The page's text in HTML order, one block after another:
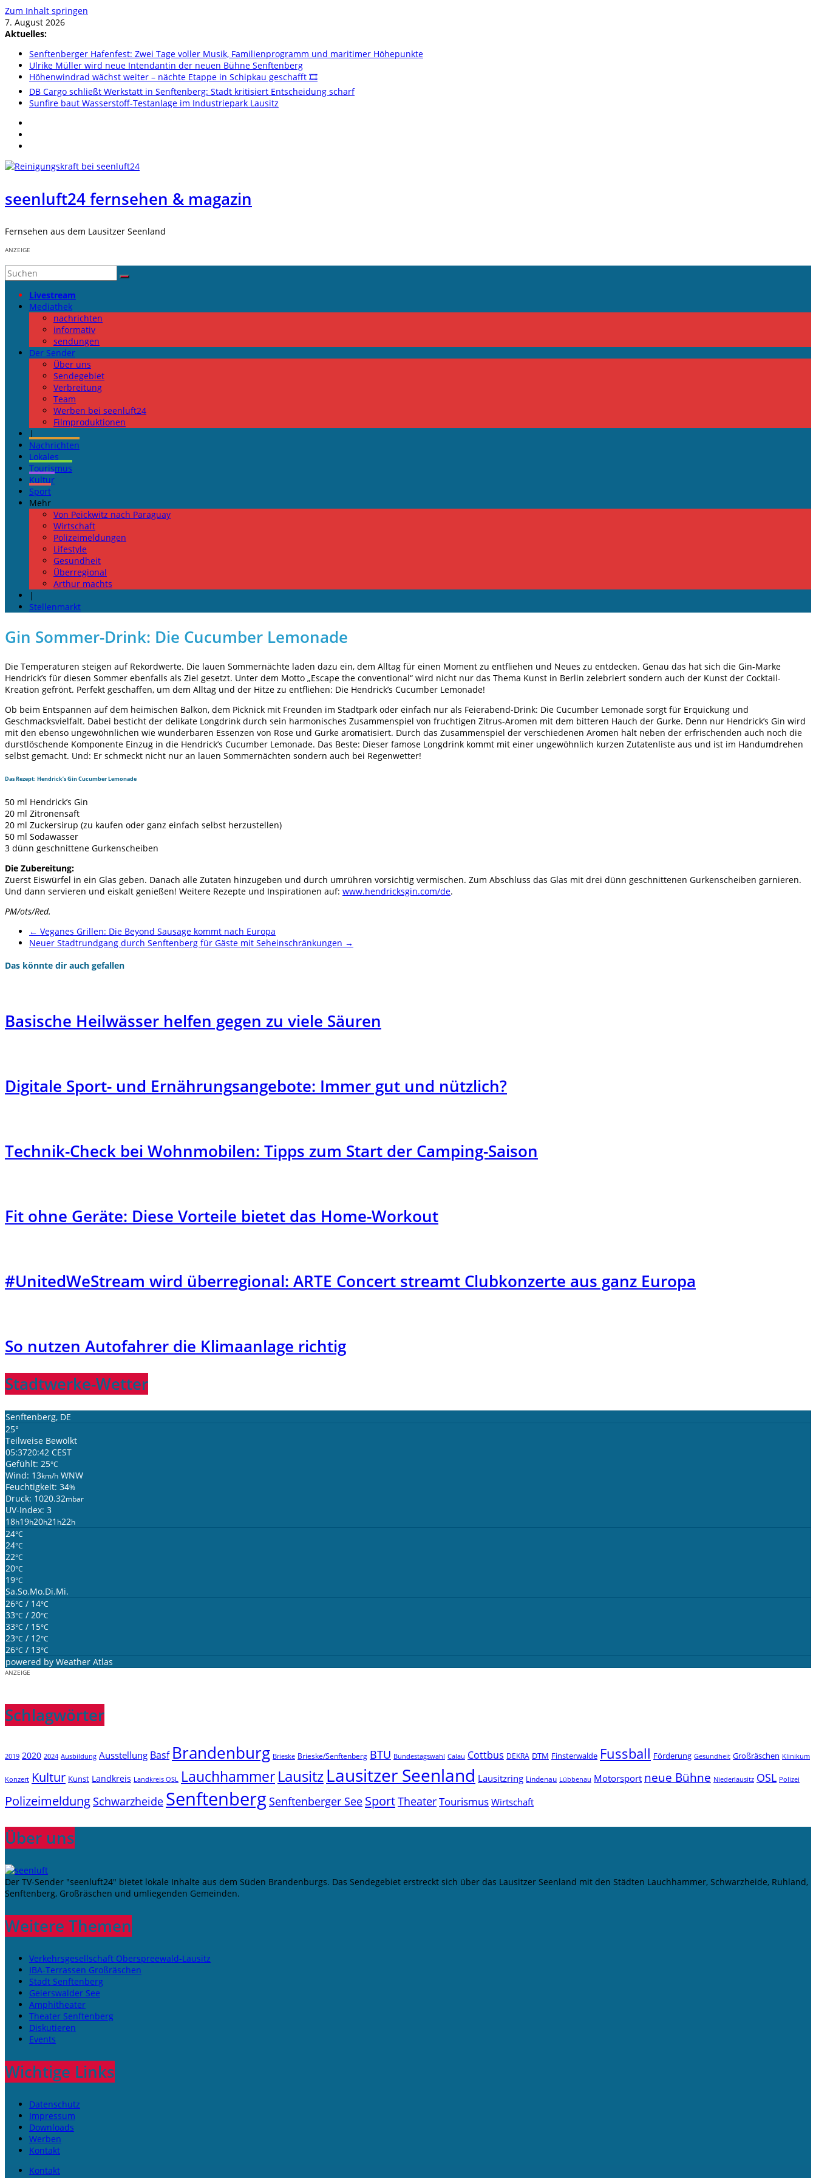
Zum Inhalt springen
7. August 2026
Aktuelles:
Senftenberger Hafenfest: Zwei Tage voller Musik, Familienprogramm und maritimer Höhepunkte
Ulrike Müller wird neue Intendantin der neuen Bühne Senftenberg
Höhenwindrad wächst weiter – nächte Etappe in Schipkau geschafft 🎞️
DB Cargo schließt Werkstatt in Senftenberg: Stadt kritisiert Entscheidung scharf
Sunfire baut Wasserstoff-Testanlage im Industriepark Lausitz
seenluft24 fernsehen & magazin
Fernsehen aus dem Lausitzer Seenland
ANZEIGE
Livestream
Mediathek
nachrichten
informativ
sendungen
Der Sender
Über uns
Sendegebiet
Verbreitung
Team
Werben bei seenluft24
Filmproduktionen
|
Nachrichten
Lokales
Tourismus
Kultur
Sport
Mehr
Von Peickwitz nach Paraguay
Wirtschaft
Polizeimeldungen
Lifestyle
Gesundheit
Überregional
Arthur machts
|
Stellenmarkt
Gin Sommer-Drink: Die Cucumber Lemonade
Die Temperaturen steigen auf Rekordwerte. Die lauen Sommernächte laden dazu ein, dem Alltag für einen Moment zu entfliehen und Neues zu entdecken. Genau das hat sich die Gin-Marke
Hendrick’s für diesen Sommer ebenfalls als Ziel gesetzt. Unter dem Motto „Escape the conventional“ wird nicht nur das Thema Kunst in Berlin zelebriert sondern auch der Kunst der Cocktail-
Kreation gefrönt. Perfekt geschaffen, um dem Alltag und der Hitze zu entfliehen: Die Hendrick’s Cucumber Lemonade!
Ob beim Entspannen auf dem heimischen Balkon, dem Picknick mit Freunden im Stadtpark oder einfach nur als Feierabend-Drink: Die Cucumber Lemonade sorgt für Erquickung und
Geschmacksvielfalt. Dabei besticht der delikate Longdrink durch sein harmonisches Zusammenspiel von fruchtigen Zitrus-Aromen mit dem bitteren Hauch der Gurke. Denn nur Hendrick’s Gin wird
mit den ebenso ungewöhnlichen wie wunderbaren Essenzen von Rose und Gurke aromatisiert. Durch das Zusammenspiel der verschiedenen Aromen hält neben der erfrischenden auch noch die
durstlöschende Komponente Einzug in die Hendrick’s Cucumber Lemonade. Das Beste: Dieser famose Longdrink kommt mit einer ungewöhnlich kurzen Zutatenliste aus und ist im Handumdrehen
selbst gemacht. Und: Er schmeckt nicht nur an lauen Sommernächten sondern auch bei Regenwetter!
Das Rezept: Hendrick’s Gin Cucumber Lemonade
50 ml Hendrick’s Gin
20 ml Zitronensaft
20 ml Zuckersirup (zu kaufen oder ganz einfach selbst herzustellen)
50 ml Sodawasser
3 dünn geschnittene Gurkenscheiben
Die Zubereitung:
Zuerst Eiswürfel in ein Glas geben. Danach alle Zutaten hinzugeben und durch umrühren vorsichtig vermischen. Zum Abschluss das Glas mit drei dünn geschnittenen Gurkenscheiben garnieren.
Und dann servieren und eiskalt genießen! Weitere Rezepte und Inspirationen auf: www.hendricksgin.com/de.
PM/ots/Red.
← Veganes Grillen: Die Beyond Sausage kommt nach Europa
Neuer Stadtrundgang durch Senftenberg für Gäste mit Seheinschränkungen →
Das könnte dir auch gefallen
Basische Heilwässer helfen gegen zu viele Säuren
Digitale Sport- und Ernährungsangebote: Immer gut und nützlich?
Technik-Check bei Wohnmobilen: Tipps zum Start der Camping-Saison
Fit ohne Geräte: Diese Vorteile bietet das Home-Workout
#UnitedWeStream wird überregional: ARTE Concert streamt Clubkonzerte aus ganz Europa
So nutzen Autofahrer die Klimaanlage richtig
Stadtwerke-Wetter
Senftenberg, DE
25°
Teilweise Bewölkt
05:3720:42 CEST
Gefühlt: 25°C
Wind: 13km/h WNW
Feuchtigkeit: 34%
Druck: 1020.32mbar
UV-Index: 3
18h19h20h21 h22h
24°C
24°C
22°C
20°C
19°C
Sa.So.Mo.Di.Mi.
26°C / 14°C
33°C / 20°C
33°C / 15°C
23°C / 12°C
26°C / 13°C
powered by Weather Atlas
ANZEIGE
Schlagwörter
2019 2020 2024 Ausbildung Ausstellung Basf Brandenburg Brieske Brieske/Senftenberg BTU Bundestagswahl Calau Cottbus DEKRA DTM Finsterwalde Fussball Förderung Gesundheit Großräschen Klinikum
Konzert Kultur Kunst Landkreis Landkreis OSL LauchhammerLausitzLausitzer Seenland Lausitzring Lindenau Lübbenau Motorsport neue Bühne Niederlausitz OSL Polizei
Polizeimeldung Schwarzheide Senftenberg Senftenberger See SportTheaterTourismus Wirtschaft
Über uns
Der TV-Sender "seenluft24" bietet lokale Inhalte aus dem Süden Brandenburgs. Das Sendegebiet erstreckt sich über das Lausitzer Seenland mit den Städten Lauchhammer, Schwarzheide, Ruhland,
Senftenberg, Großräschen und umliegenden Gemeinden.
Weitere Themen
Verkehrsgesellschaft Oberspreewald-Lausitz
IBA-Terrassen Großräschen
Stadt Senftenberg
Geierswalder See
Amphitheater
Theater Senftenberg
Diskutieren
Events
Wichtige Links
Datenschutz
Impressum
Downloads
Werben
Kontakt
Kontakt